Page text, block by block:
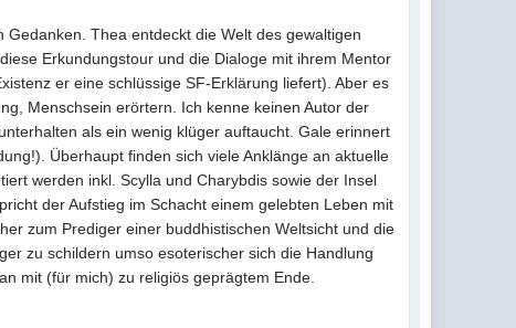
Thea entdeckt die Welt des gewaltigen
Erkundungstour und die Dialoge mit ihrem Mentor
er eine schlüssige SF-Erklärung liefert). Aber es
Menschsein erörtern. Ich kenne keinen Autor der
als ein wenig klüger auftaucht. Gale erinnert
Überhaupt finden sich viele Anklänge an aktuelle
werden inkl. Scylla und Charybdis sowie der Insel
der Aufstieg im Schacht einem gelebten Leben mit
zum Prediger einer buddhistischen Weltsicht und die
zu schildern umso esoterischer sich die Handlung
mit (für mich) zu religiös geprägtem Ende.